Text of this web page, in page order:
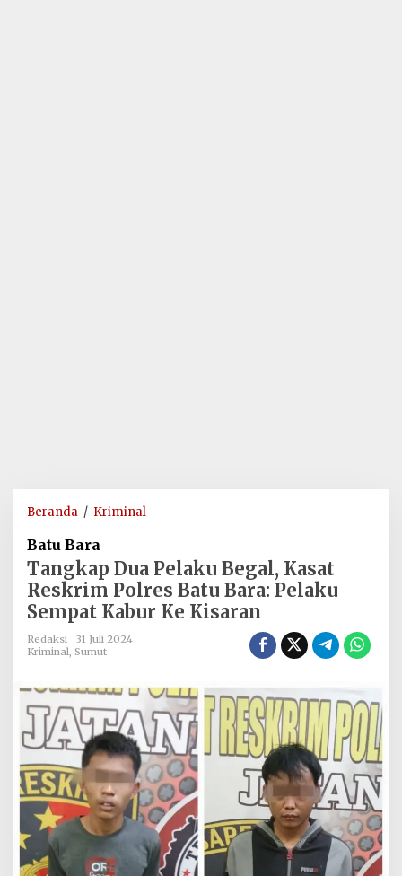
Beranda / Kriminal
Begal,
Kasat
Reskrim
Pelaku
Sempat
Kabur
Ke
Kisaran
Batu Bara
Tangkap Dua Pelaku Begal, Kasat
Reskrim Polres Batu Bara: Pelaku
Sempat Kabur Ke Kisaran
Redaksi
31 Juli 2024
Kriminal, Sumut